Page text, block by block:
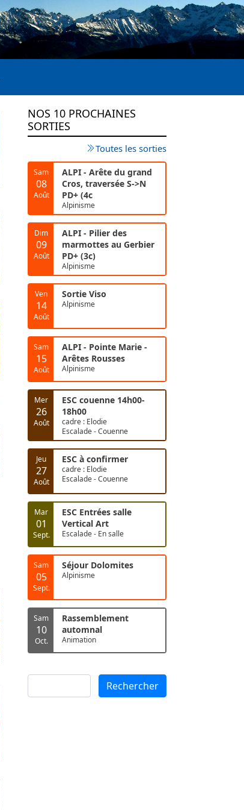
NOS 10 PROCHAINES
SORTIES
Toutes les sorties
Sam
08
Août
ALPI - Arête du grand
Cros, traversée S->N
PD+ (4c
Alpinisme
Dim
09
Août
ALPI - Pilier des
marmottes au Gerbier
PD+ (3c)
Alpinisme
Ven
14
Août
Sortie Viso
Alpinisme
Sam
15
Août
ALPI - Pointe Marie -
Arêtes Rousses
Alpinisme
Mer
26
Août
ESC couenne 14h00-
18h00
cadre : Elodie
Escalade - Couenne
Jeu
27
Août
ESC à confirmer
cadre : Elodie
Escalade - Couenne
Mar
01
Sept.
ESC Entrées salle
Vertical Art
Escalade - En salle
Sam
05
Sept.
Séjour Dolomites
Alpinisme
Sam
10
Oct.
Rassemblement
automnal
Animation
Rechercher Rechercher